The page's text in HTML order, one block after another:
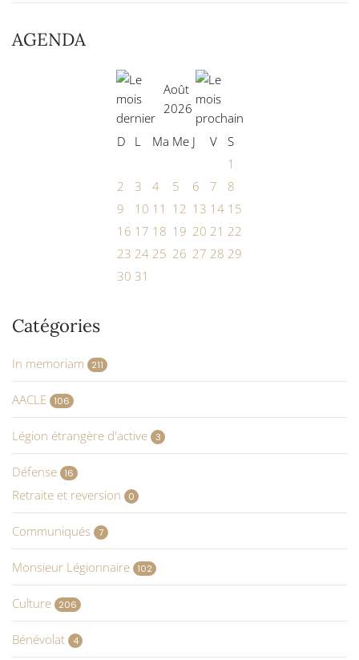
AGENDA
Août
2026
D L Ma Me J V
S
1
2
3 4 5 6 7
8
9
10 11 12 13 14 15
16 17 18 19 20 21 22
23 24 25 26 27 28 29
30 31
Catégories
In memoriam 211
AACLE 106
Légion étrangère d'active 3
Défense 16
Retraite et reversion 0
Communiqués 7
Monsieur Légionnaire 102
Culture 206
Bénévolat 4